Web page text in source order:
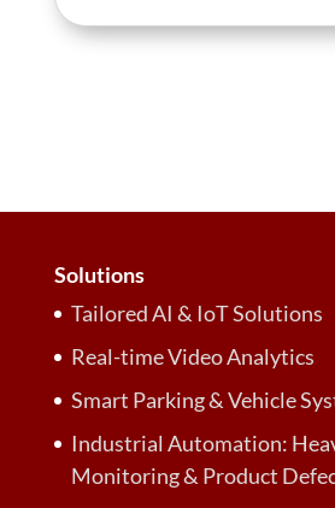
Solutions
Tailored AI & IoT Solutions
Real-time Video Analytics
Smart Parking & Vehicle
Industrial Automation:
Monitoring & Product